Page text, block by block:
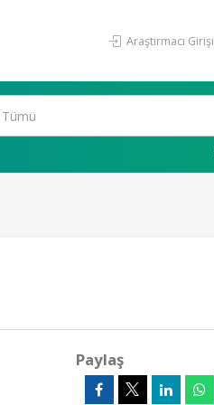
Araştırmacı Girişi
Paylaş